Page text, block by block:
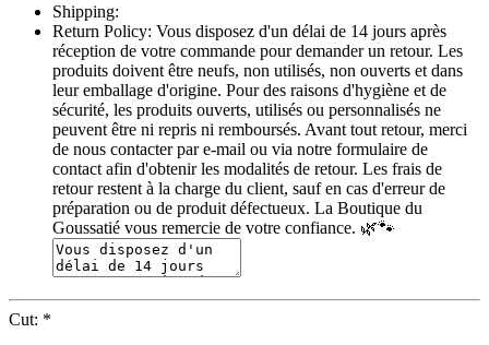
Shipping:
Return Policy: Vous disposez d'un délai de 14 jours après
réception de votre commande pour demander un retour. Les
produits doivent être neufs, non utilisés, non ouverts et dans
leur emballage d'origine. Pour des raisons d'hygiène et de
sécurité, les produits ouverts, utilisés ou personnalisés ne
peuvent être ni repris ni remboursés. Avant tout retour, merci
de nous contacter par e-mail ou via notre formulaire de
contact afin d'obtenir les modalités de retour. Les frais de
retour restent à la charge du client, sauf en cas d'erreur de
préparation ou de produit défectueux. La Boutique du
Goussatié vous remercie de votre confiance. 🌿🐾
Cut: *